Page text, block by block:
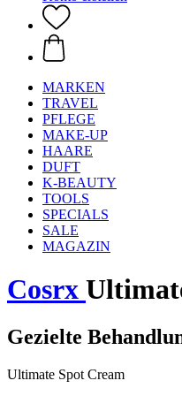
MARKEN
TRAVEL
PFLEGE
MAKE-UP
HAARE
DUFT
K-BEAUTY
TOOLS
SPECIALS
SALE
MAGAZIN
Cosrx
Gezielte
Ultimate Spot Cream